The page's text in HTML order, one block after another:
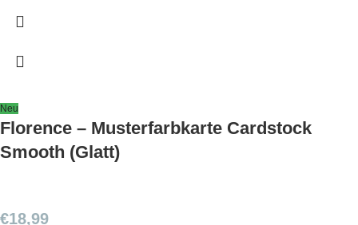
Neu
Florence – Musterfarbkarte Cardstock
Smooth (Glatt)
€18,99